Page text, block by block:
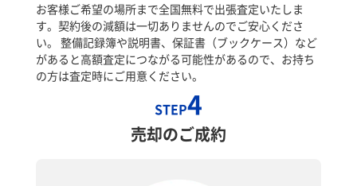
お客様ご希望の場所まで全国無料で出張査定いたしま
す。契約後の減額は一切ありませんのでご安心くださ
い。 整備記録簿や説明書、保証書（ブックケース）など
があると高額査定につながる可能性があるので、お持ち
の方は査定時にご用意ください。
STEP4
売却のご成約